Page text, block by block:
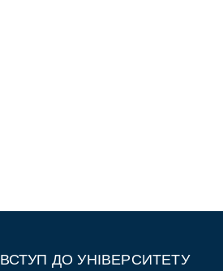
ВСТУП ДО УНІВЕРСИТЕТУ